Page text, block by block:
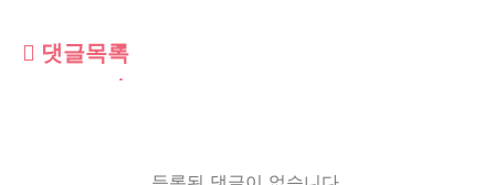
댓글목록